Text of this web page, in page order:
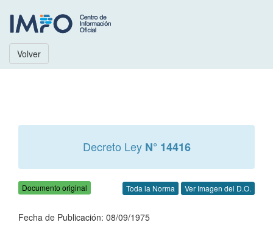
Volver
Decreto Ley N° 14416
Documento original Toda la Norma Ver Imagen del D.O.
Fecha de Publicación: 08/09/1975